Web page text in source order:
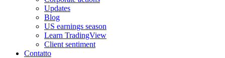
Updates
Blog
US earnings season
Learn TradingView
Client sentiment
Contatto